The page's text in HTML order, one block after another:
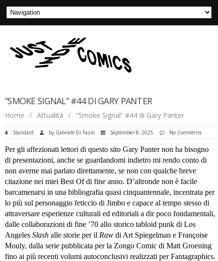
“SMOKE SIGNAL” #44 DI GARY PANTER
Home / Attualità / “Smoke Signal” #44 di Gary Panter
Standard by Gabriele Di Fazio September 8, 2025 No Comments
Per gli affezionati lettori di questo sito Gary Panter non ha bisogno
di presentazioni, anche se guardandomi indietro mi rendo conto di
non averne mai parlato direttamente, se non con qualche breve
citazione nei miei Best Of di fine anno. D’altronde non è facile
barcamenarsi in una bibliografia quasi cinquantennale, incentrata per
lo più sul personaggio feticcio di Jimbo e capace al tempo stesso di
attraversare esperienze culturali ed editoriali a dir poco fondamentali,
dalle collaborazioni di fine ’70 allo storico tabloid punk di Los
Angeles Slash alle storie per il Raw di Art Spiegelman e Françoise
Mouly, dalla serie pubblicata per la Zongo Comic di Matt Groening
fino ai più recenti volumi autoconclusivi realizzati per Fantagraphics.